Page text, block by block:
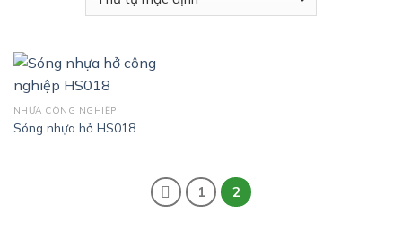
NHỰA CÔNG NGHIỆP
Sóng nhựa hở HS018
1 2